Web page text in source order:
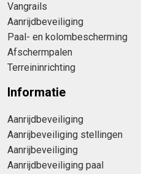
Vangrails
Aanrijdbeveiliging
Paal- en kolombescherming
Afschermpalen
Terreininrichting
Informatie
Aanrijdbeveiliging
Aanrijbeveiliging stellingen
Aanrijbeveiliging
Aanrijdbeveiliging paal